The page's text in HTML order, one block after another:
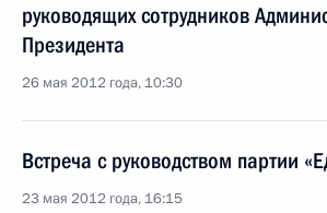
руководящих сотрудников
Президента
26 мая 2012 года, 10:30
Встреча с руководством партии
23 мая 2012 года, 16:15